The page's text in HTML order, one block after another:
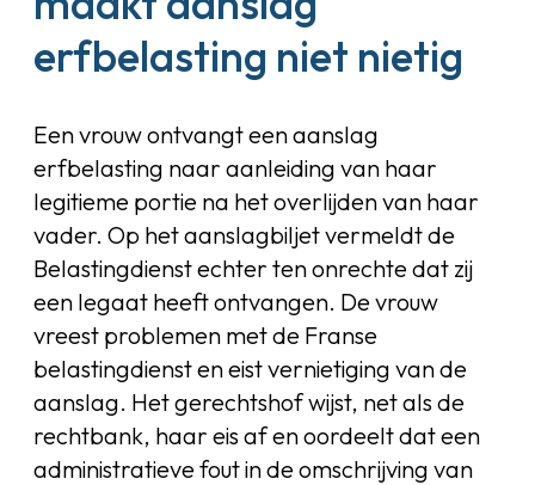
erfbelasting niet nietig
Een vrouw ontvangt een aanslag
erfbelasting naar aanleiding van haar
legitieme portie na het overlijden van haar
vader. Op het aanslagbiljet vermeldt de
Belastingdienst echter ten onrechte dat zij
een legaat heeft ontvangen. De vrouw
vreest problemen met de Franse
belastingdienst en eist vernietiging van de
aanslag. Het gerechtshof wijst, net als de
rechtbank, haar eis af en oordeelt dat een
administratieve fout in de omschrijving van